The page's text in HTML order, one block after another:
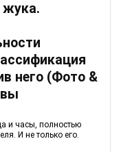
жука.
него (Фото &
и часы, полностью
И не только его.